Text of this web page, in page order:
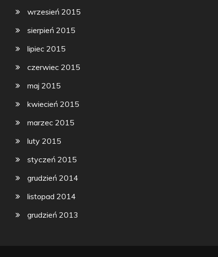
wrzesień 2015
sierpień 2015
lipiec 2015
czerwiec 2015
maj 2015
kwiecień 2015
marzec 2015
luty 2015
styczeń 2015
grudzień 2014
listopad 2014
grudzień 2013